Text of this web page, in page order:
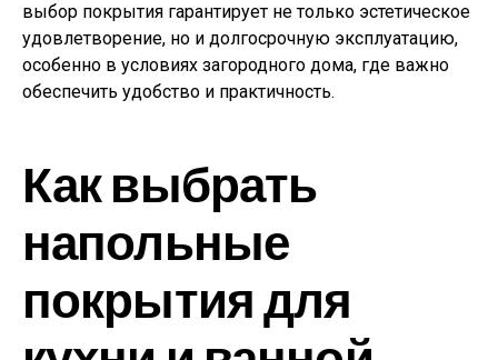
выбор покрытия гарантирует не только эстетическое
удовлетворение, но и долгосрочную эксплуатацию,
особенно в условиях загородного дома, где важно
обеспечить удобство и практичность.
Как выбрать
напольные
покрытия для